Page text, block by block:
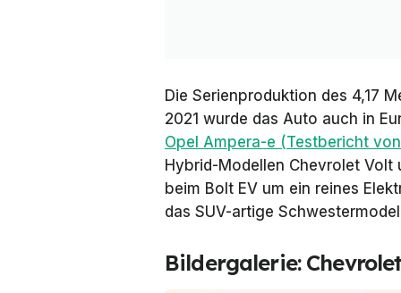
Die Serienproduktion des 4,17
2021 wurde das Auto auch in
Opel Ampera-e (Testbericht
Hybrid-Modellen Chevrolet
beim Bolt EV um ein reines
das SUV-artige
Bildergalerie: